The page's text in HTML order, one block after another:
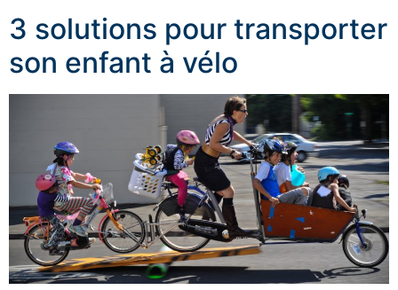
3 solutions pour transporter
son enfant à vélo